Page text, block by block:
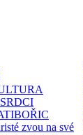
zvou na své